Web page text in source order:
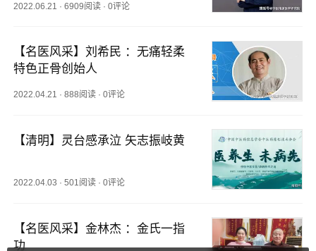
2022.06.21 ·6909阅读 ·0评论
【名医风采】刘希民 ：无痛轻柔
特色正骨创始人
2022.04.21 ·888阅读 ·0评论
【清明】灵台感承泣 矢志振岐黄
2022.04.03 ·501阅读 ·0评论
【名医风采】金林杰 ：金氏一指
功